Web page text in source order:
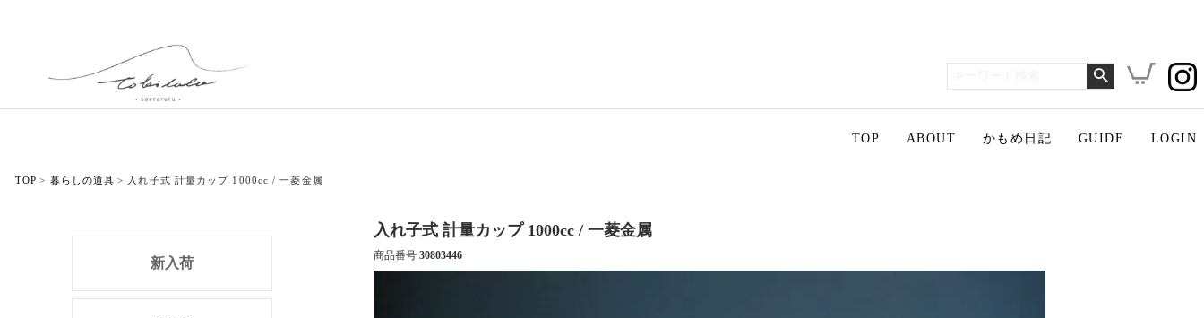
TOP ABOUT かもめ日記 GUIDE LOGIN
TOP 暮らしの道具 入れ子式 計量カップ 1000cc / 一菱金属
新入荷
入れ子式 計量カップ 1000cc / 一菱金属
商品番号 30803446